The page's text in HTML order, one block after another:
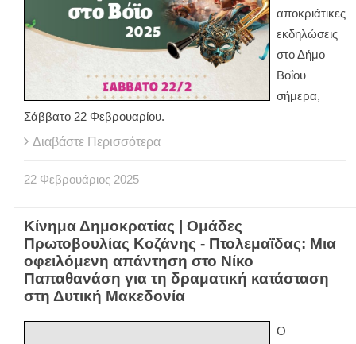
αποκριάτικες
εκδηλώσεις
στο Δήμο
Βοΐου
σήμερα,
Σάββατο 22 Φεβρουαρίου.
Διαβάστε Περισσότερα
22 Φεβρουάριος 2025
Κίνημα Δημοκρατίας | Ομάδες
Πρωτοβουλίας Κοζάνης - Πτολεμαΐδας: Μια
οφειλόμενη απάντηση στο Νίκο
Παπαθανάση για τη δραματική κατάσταση
στη Δυτική Μακεδονία
Ο